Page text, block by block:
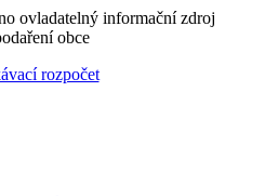
ovladatelný informační zdroj
obce
rozpočet